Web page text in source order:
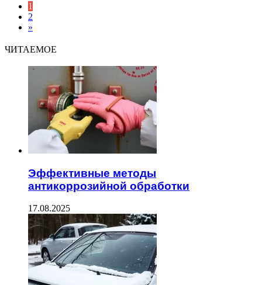
1
2
»
ЧИТАЕМОЕ
Эффективные методы
антикоррозийной обработки
17.08.2025